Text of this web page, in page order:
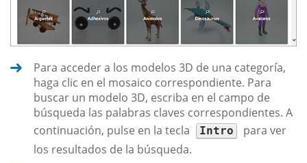
Para acceder a los modelos 3D de una categoría,
haga clic en el mosaico correspondiente. Para
buscar un modelo 3D, escriba en el campo de
búsqueda las palabras claves correspondientes. A
continuación, pulse en la tecla
Intro
para ver
los resultados de la búsqueda.